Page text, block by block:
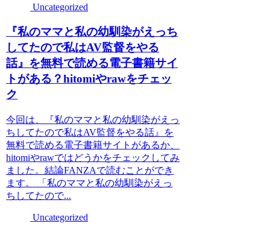
Uncategorized
『私のママと私の幼馴染がえっち
してたので私はAV監督をやる
話』を無料で読める電子書籍サイ
トがある？hitomiやrawをチェッ
ク
今回は、『私のママと私の幼馴染がえっ
ちしてたので私はAV監督をやる話』を
無料で読める電子書籍サイトがあるか、
hitomiやrawではどうかをチェックしてみ
ました。結論FANZAで読むことができ
ます。 「私のママと私の幼馴染がえっ
ちしてたので...
Uncategorized